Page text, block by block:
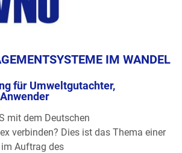
IM WANDEL
für Umweltgutachter,
mit dem Deutschen
verbinden? Dies ist das Thema einer
im Auftrag des